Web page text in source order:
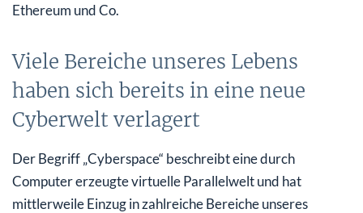
Ethereum und Co.
Viele Bereiche unseres Lebens
haben sich bereits in eine neue
Cyberwelt verlagert
Der Begriff „Cyberspace“ beschreibt eine durch
Computer erzeugte virtuelle Parallelwelt und hat
mittlerweile Einzug in zahlreiche Bereiche unseres